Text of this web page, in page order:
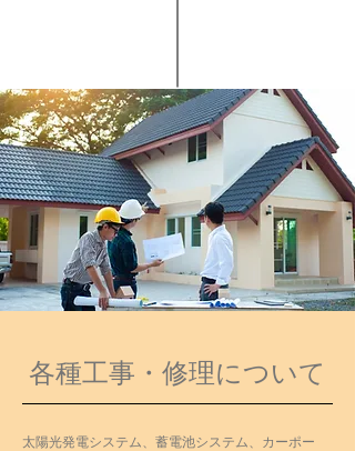
各種工事・修理について
太陽光発電システム、蓄電池システム、カーポー